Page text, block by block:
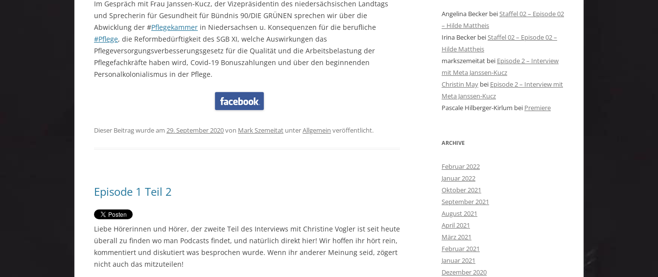
Im Gespräch mit Frau Janssen-Kucz, der Vizepräsidentin des niedersächsischen Landtags
und Sprecherin für Gesundheit für Bündnis 90/DIE GRÜNEN sprechen wir über die
Abwicklung der #Pflegekammer in Niedersachsen u. Konsequenzen für die berufliche
#Pflege, die Reformbedürftigkeit des SGB XI, welche Auswirkungen das
Pflegeversorgungsverbesserungsgesetz für die Qualität und die Arbeitsbelastung der
Pflegefachkräfte haben wird, Covid-19 Bonuszahlungen und über den beginnenden
Personalkolonialismus in der Pflege.
Dieser Beitrag wurde am 29. September 2020von Mark Szemeitat unterAllgemein veröffentlicht.
Episode 1 Teil 2
Liebe Hörerinnen und Hörer, der zweite Teil des Interviews mit Christine Vogler ist seit heute
überall zu finden wo man Podcasts findet, und natürlich direkt hier! Wir hoffen ihr hört rein,
kommentiert und diskutiert was besprochen wurde. Wenn ihr anderer Meinung seid, zögert
nicht auch das mitzuteilen!
Angelina Becker beiStaffel 02 – Episode 02
– Hilde Mattheis
Irina Becker beiStaffel 02 – Episode 02 –
Hilde Mattheis
markszemeitat bei Episode 2 – Interview
mit Meta Janssen-Kucz
Christin May bei Episode 2 – Interview mit
Meta Janssen-Kucz
Pascale Hilberger-Kirlum bei Premiere
ARCHIVE
Februar 2022
Januar 2022
Oktober 2021
September 2021
August 2021
April 2021
März 2021
Februar 2021
Januar 2021
Dezember 2020